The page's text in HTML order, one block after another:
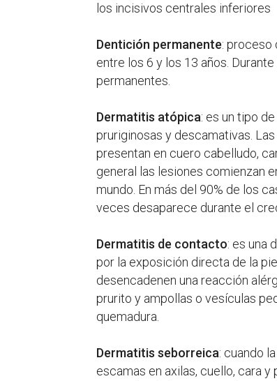
los incisivos centrales inferiores
Dentición permanente: proceso
entre los 6 y los 13 años.
permanentes.
Dermatitis atópica: es un tipo
pruriginosas y descamativas.
presentan en cuero cabelludo,
general las lesiones comienzan
mundo. En más del 90% de los
veces desaparece durante el
Dermatitis de contacto: es una
por la exposición directa de la
desencadenen una reacción
prurito y ampollas o vesículas
quemadura.
Dermatitis seborreica: cuando
escamas en axilas, cuello, cara